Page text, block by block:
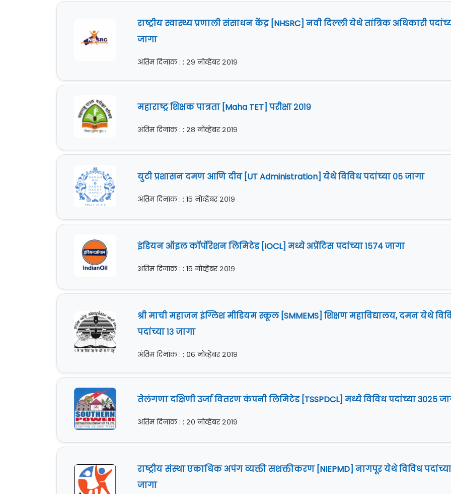
राष्ट्रीय स्वास्थ्य प्रणाली संसाधन केंद्र [NHSRC] नवी दिल्ली येथे तांत्रिक अधिकारी
जागा
अंतिम दिनांक : : २९ नोव्हेंबर २०१९
महाराष्ट्र शिक्षक पात्रता [Maha TET] परीक्षा २०१९
अंतिम दिनांक : : २८ नोव्हेंबर २०१९
युटी प्रशासन दमण आणि दीव [UT Administration] येथे विविध पदांच्या ०५ जागा
अंतिम दिनांक : : १५ नोव्हेंबर २०१९
इंडियन ऑइल कॉर्पोरेशन लिमिटेड [IOCL] मध्ये अप्रेंटिस पदांच्या १५७४ जागा
अंतिम दिनांक : : १५ नोव्हेंबर २०१९
श्री माची महाजन इंग्लिश मीडियम स्कूल [SMMEMS] शिक्षण महाविद्यालय, दमन येथे
पदांच्या १३ जागा
अंतिम दिनांक : : ०६ नोव्हेंबर २०१९
तेलंगणा दक्षिणी उर्जा वितरण कंपनी लिमिटेड [TSSPDCL] मध्ये विविध पदांच्या ३०२५
अंतिम दिनांक : : २० नोव्हेंबर २०१९
राष्ट्रीय संस्था एकाधिक अपंग व्यक्ती सशक्तीकरण [NIEPMD] नागपूर येथे विविध
जागा